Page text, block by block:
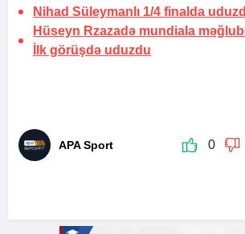
Nihad Süleymanlı 1/4 finalda
Hüseyn Rzazadə mundiala
İlk görüşdə uduzdu
APA Sport 0